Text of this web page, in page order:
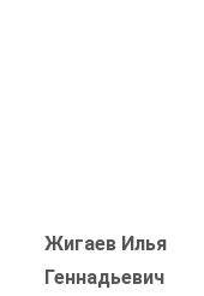
Жигаев Илья
Геннадьевич